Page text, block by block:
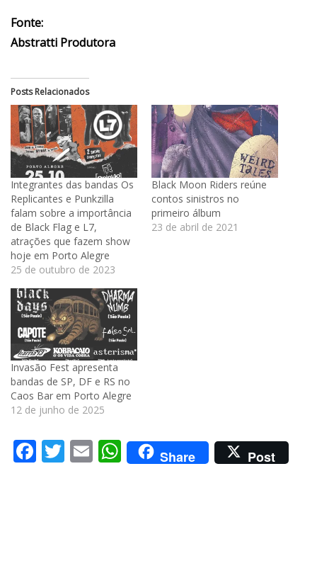
Fonte:
Abstratti Produtora
Posts Relacionados
Integrantes das bandas Os
Replicantes e Punkzilla
falam sobre a importância
de Black Flag e L7,
atrações que fazem show
hoje em Porto Alegre
25 de outubro de 2023
Black Moon Riders reúne
contos sinistros no
primeiro álbum
23 de abril de 2021
Invasão Fest apresenta
bandas de SP, DF e RS no
Caos Bar em Porto Alegre
12 de junho de 2025
Facebook
Twitter
EmailWhatsApp
Share Post